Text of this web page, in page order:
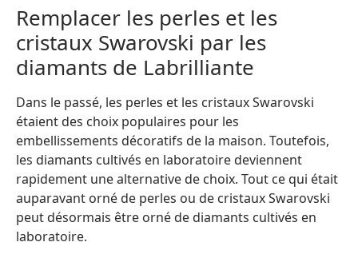
Remplacer les perles et les
cristaux Swarovski par les
diamants de Labrilliante
Dans le passé, les perles et les cristaux Swarovski
étaient des choix populaires pour les
embellissements décoratifs de la maison. Toutefois,
les diamants cultivés en laboratoire deviennent
rapidement une alternative de choix. Tout ce qui était
auparavant orné de perles ou de cristaux Swarovski
peut désormais être orné de diamants cultivés en
laboratoire.